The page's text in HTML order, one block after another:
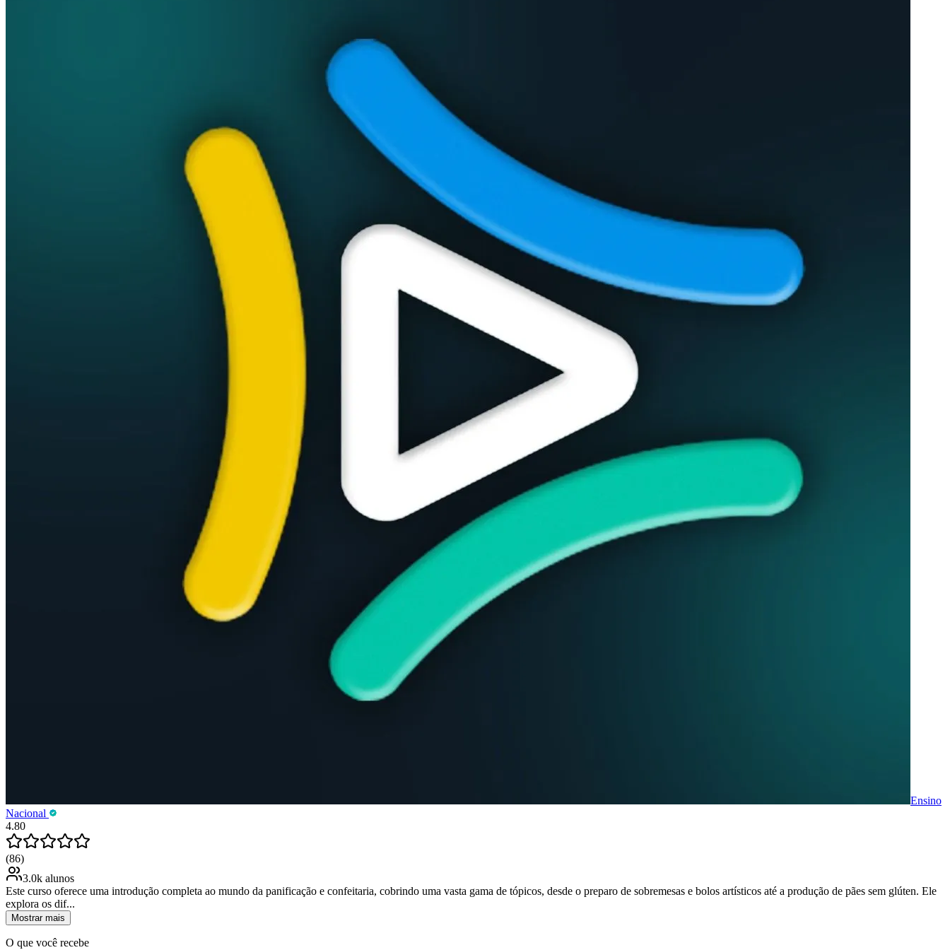
Ensino
Nacional
4.80
(86)
3.0k alunos
Este curso oferece uma introdução completa ao mundo da panificação e confeitaria, cobrindo uma vasta gama de tópicos, desde o preparo de sobremesas e bolos artísticos até a produção de pães sem glúten. Ele
explora os dif...
Mostrar mais
O que você recebe